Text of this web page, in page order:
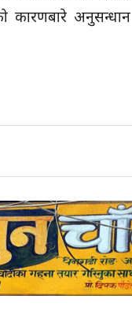
अनुसन्धान